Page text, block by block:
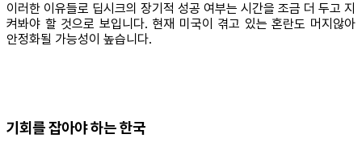
이러한 이유들로 딥시크의 장기적 성공 여부는 시간을 조금 더 두고 지
켜봐야 할 것으로 보입니다. 현재 미국이 겪고 있는 혼란도 머지않아
안정화될 가능성이 높습니다.
기회를 잡아야 하는 한국